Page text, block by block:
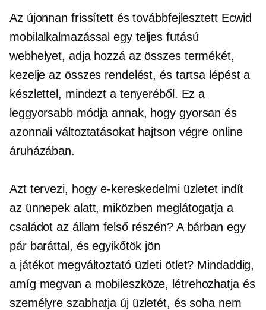
Az újonnan frissített és továbbfejlesztett Ecwid
mobilalkalmazással egy teljes futású
webhelyet, adja hozzá az összes termékét,
kezelje az összes rendelést, és tartsa lépést a
készlettel, mindezt a tenyeréből. Ez a
leggyorsabb módja annak, hogy gyorsan és
azonnali változtatásokat hajtson végre online
áruházában.
Azt tervezi, hogy e-kereskedelmi üzletet indít
az ünnepek alatt, miközben meglátogatja a
családot az állam felső részén? A bárban egy
pár baráttal, és egyikőtök jön
a játékot megváltoztatóüzleti ötlet? Mindaddig,
amíg megvan a mobileszköze, létrehozhatja és
személyre szabhatja új üzletét, és soha nem